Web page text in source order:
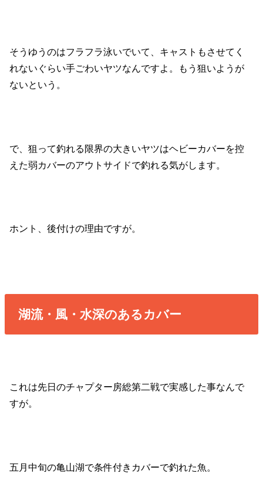
そうゆうのはフラフラ泳いでいて、キャストもさせてく
れないぐらい手ごわいヤツなんですよ。もう狙いようが
ないという。
で、狙って釣れる限界の大きいヤツはヘビーカバーを控
えた弱カバーのアウトサイドで釣れる気がします。
ホント、後付けの理由ですが。
湖流・風・水深のあるカバー
これは先日のチャプター房総第二戦で実感した事なんで
すが。
五月中旬の亀山湖で条件付きカバーで釣れた魚。